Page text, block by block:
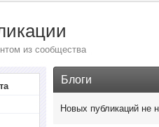
из сообщества
Блоги
Новых публикаций не